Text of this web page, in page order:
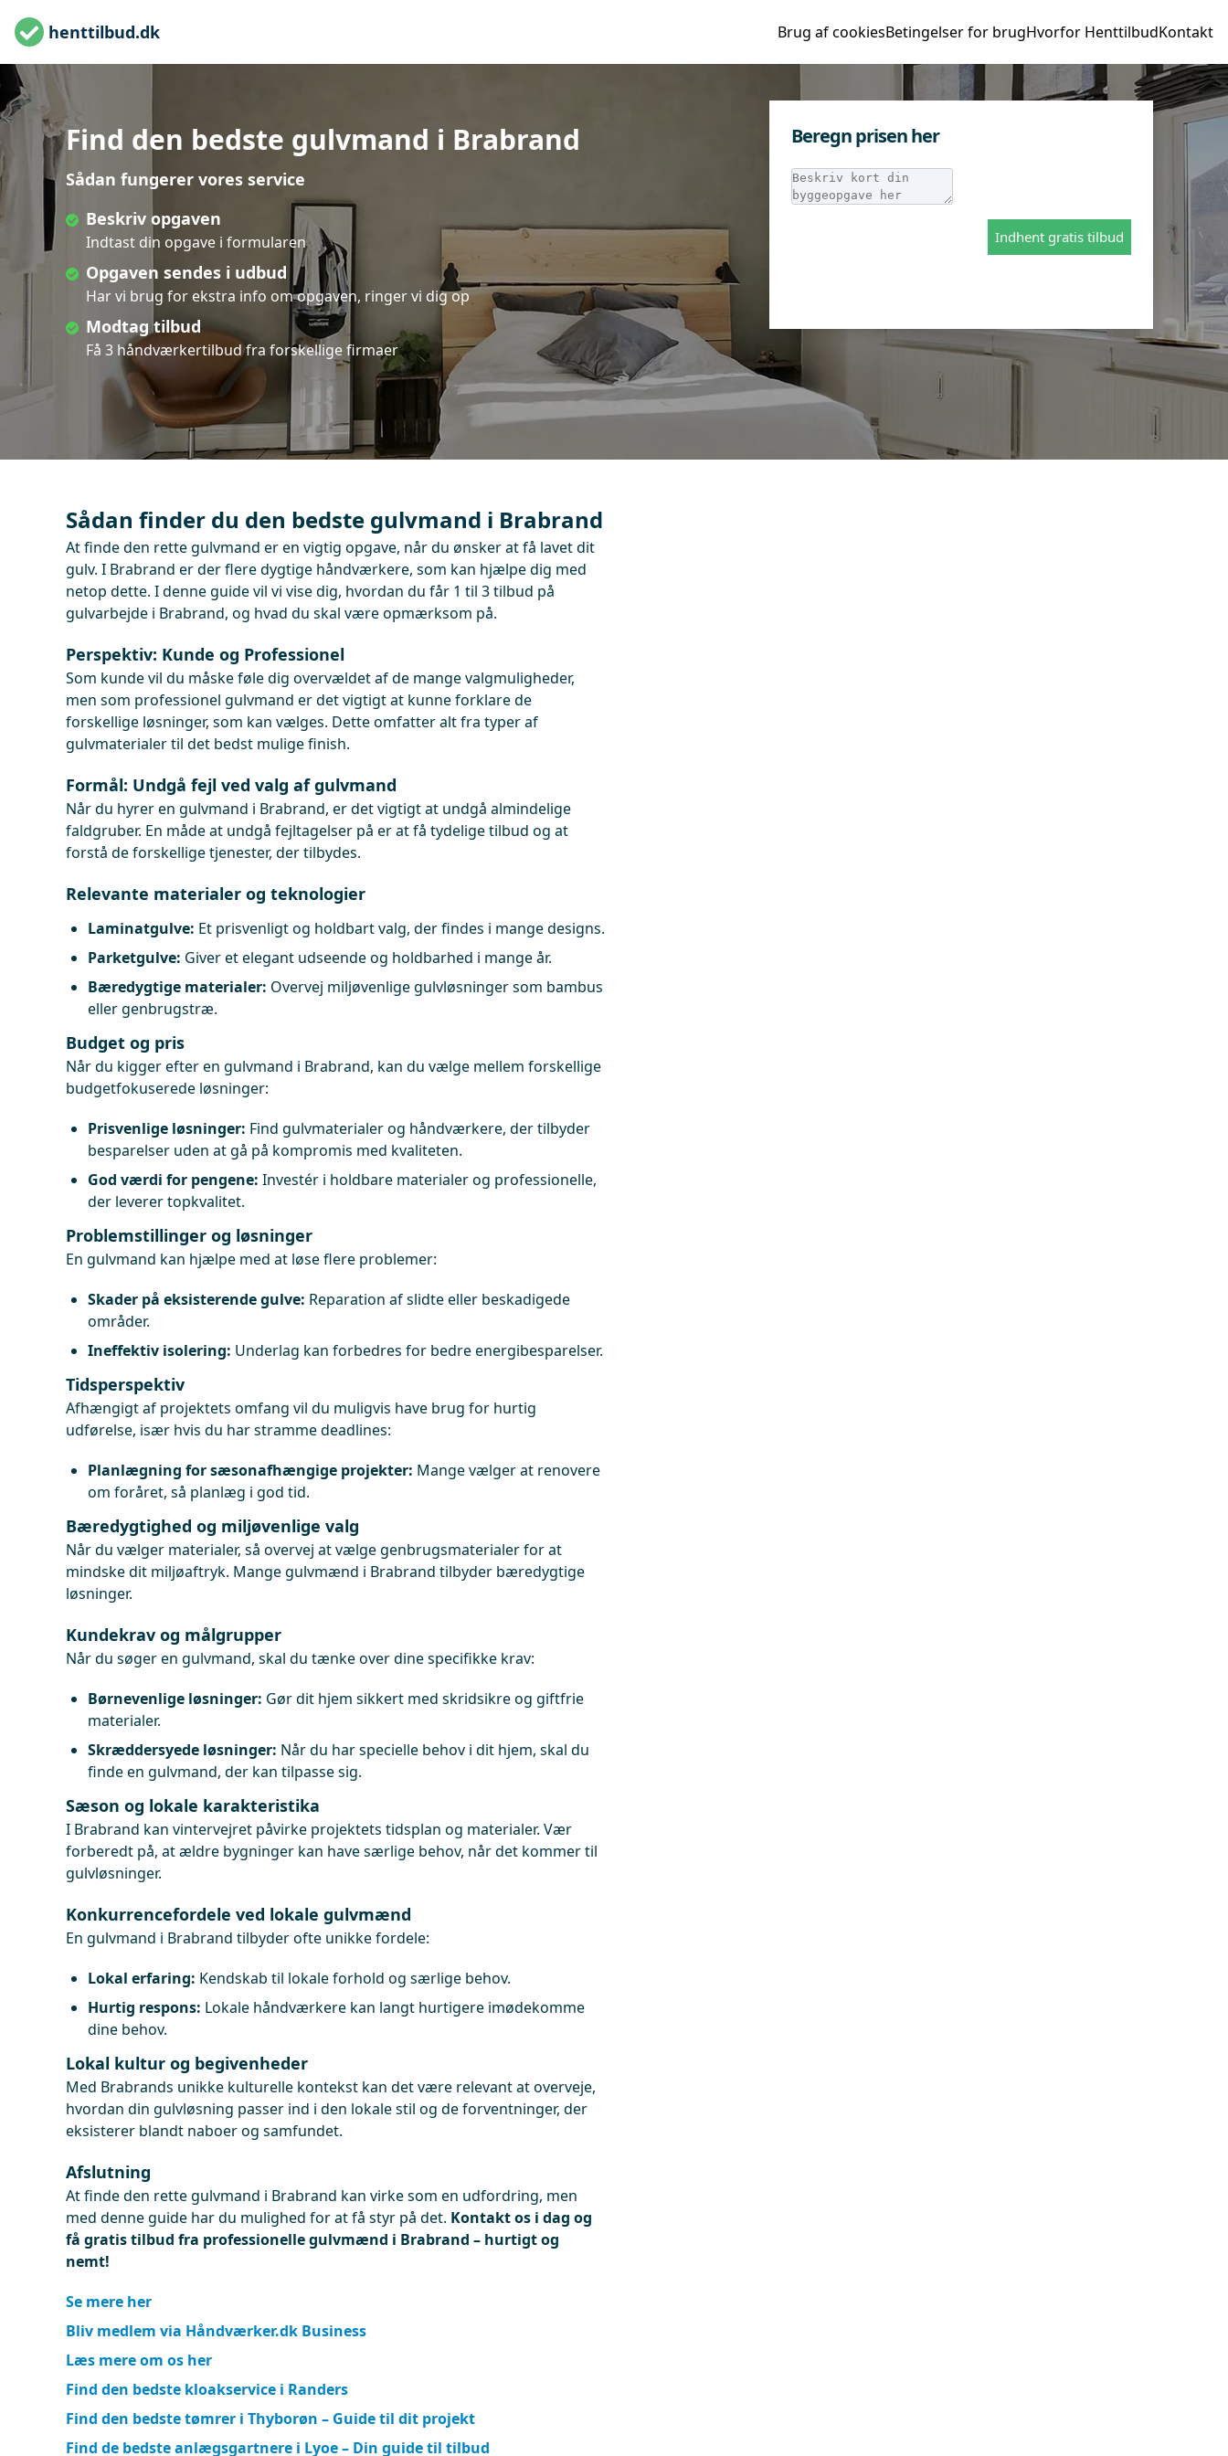
henttilbud.dk Brug af cookiesBetingelser for brugHvorfor HenttilbudKontakt
Find den bedste gulvmand i Brabrand
Sådan fungerer vores service
Beskriv opgaven
Indtast din opgave i formularen
Opgaven sendes i udbud
Har vi brug for ekstra info om opgaven, ringer vi dig op
Modtag tilbud
Få 3 håndværkertilbud fra forskellige firmaer
Beregn prisen her
Indhent gratis tilbud
Sådan finder du den bedste gulvmand i Brabrand
At finde den rette gulvmand er en vigtig opgave, når du ønsker at få lavet dit
gulv. I Brabrand er der flere dygtige håndværkere, som kan hjælpe dig med
netop dette. I denne guide vil vi vise dig, hvordan du får 1 til 3 tilbud på
gulvarbejde i Brabrand, og hvad du skal være opmærksom på.
Perspektiv: Kunde og Professionel
Som kunde vil du måske føle dig overvældet af de mange valgmuligheder,
men som professionel gulvmand er det vigtigt at kunne forklare de
forskellige løsninger, som kan vælges. Dette omfatter alt fra typer af
gulvmaterialer til det bedst mulige finish.
Formål: Undgå fejl ved valg af gulvmand
Når du hyrer en gulvmand i Brabrand, er det vigtigt at undgå almindelige
faldgruber. En måde at undgå fejltagelser på er at få tydelige tilbud og at
forstå de forskellige tjenester, der tilbydes.
Relevante materialer og teknologier
Laminatgulve: Et prisvenligt og holdbart valg, der findes i mange designs.
Parketgulve: Giver et elegant udseende og holdbarhed i mange år.
Bæredygtige materialer: Overvej miljøvenlige gulvløsninger som bambus
eller genbrugstræ.
Budget og pris
Når du kigger efter en gulvmand i Brabrand, kan du vælge mellem forskellige
budgetfokuserede løsninger:
Prisvenlige løsninger: Find gulvmaterialer og håndværkere, der tilbyder
besparelser uden at gå på kompromis med kvaliteten.
God værdi for pengene: Investér i holdbare materialer og professionelle,
der leverer topkvalitet.
Problemstillinger og løsninger
En gulvmand kan hjælpe med at løse flere problemer:
Skader på eksisterende gulve: Reparation af slidte eller beskadigede
områder.
Ineffektiv isolering: Underlag kan forbedres for bedre energibesparelser.
Tidsperspektiv
Afhængigt af projektets omfang vil du muligvis have brug for hurtig
udførelse, især hvis du har stramme deadlines:
Planlægning for sæsonafhængige projekter: Mange vælger at renovere
om foråret, så planlæg i god tid.
Bæredygtighed og miljøvenlige valg
Når du vælger materialer, så overvej at vælge genbrugsmaterialer for at
mindske dit miljøaftryk. Mange gulvmænd i Brabrand tilbyder bæredygtige
løsninger.
Kundekrav og målgrupper
Når du søger en gulvmand, skal du tænke over dine specifikke krav:
Børnevenlige løsninger: Gør dit hjem sikkert med skridsikre og giftfrie
materialer.
Skræddersyede løsninger: Når du har specielle behov i dit hjem, skal du
finde en gulvmand, der kan tilpasse sig.
Sæson og lokale karakteristika
I Brabrand kan vintervejret påvirke projektets tidsplan og materialer. Vær
forberedt på, at ældre bygninger kan have særlige behov, når det kommer til
gulvløsninger.
Konkurrencefordele ved lokale gulvmænd
En gulvmand i Brabrand tilbyder ofte unikke fordele:
Lokal erfaring: Kendskab til lokale forhold og særlige behov.
Hurtig respons: Lokale håndværkere kan langt hurtigere imødekomme
dine behov.
Lokal kultur og begivenheder
Med Brabrands unikke kulturelle kontekst kan det være relevant at overveje,
hvordan din gulvløsning passer ind i den lokale stil og de forventninger, der
eksisterer blandt naboer og samfundet.
Afslutning
At finde den rette gulvmand i Brabrand kan virke som en udfordring, men
med denne guide har du mulighed for at få styr på det. Kontakt os i dag og
få gratis tilbud fra professionelle gulvmænd i Brabrand – hurtigt og
nemt!
Se mere her
Bliv medlem via Håndværker.dk Business
Læs mere om os her
Find den bedste kloakservice i Randers
Find den bedste tømrer i Thyborøn – Guide til dit projekt
Find de bedste anlægsgartnere i Lyoe – Din guide til tilbud